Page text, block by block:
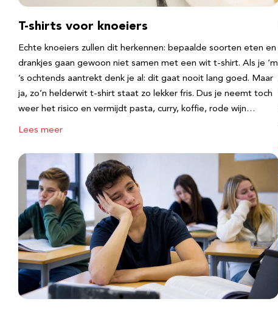
T-shirts voor knoeiers
Echte knoeiers zullen dit herkennen: bepaalde soorten eten en
drankjes gaan gewoon niet samen met een wit t-shirt. Als je ‘m
’s ochtends aantrekt denk je al: dit gaat nooit lang goed. Maar
ja, zo’n helderwit t-shirt staat zo lekker fris. Dus je neemt toch
weer het risico en vermijdt pasta, curry, koffie, rode wijn…
Lees meer